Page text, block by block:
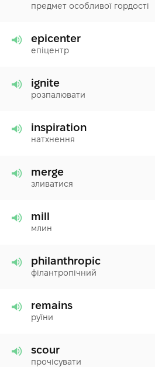
предмет особливої гордості
epicenter
епіцентр
ignite
розпалювати
inspiration
натхнення
merge
зливатися
mill
млин
philanthropic
філантропічний
remains
руїни
scour
прочісувати